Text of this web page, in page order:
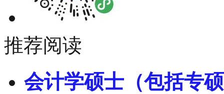
推荐阅读
会计学硕士（包括专